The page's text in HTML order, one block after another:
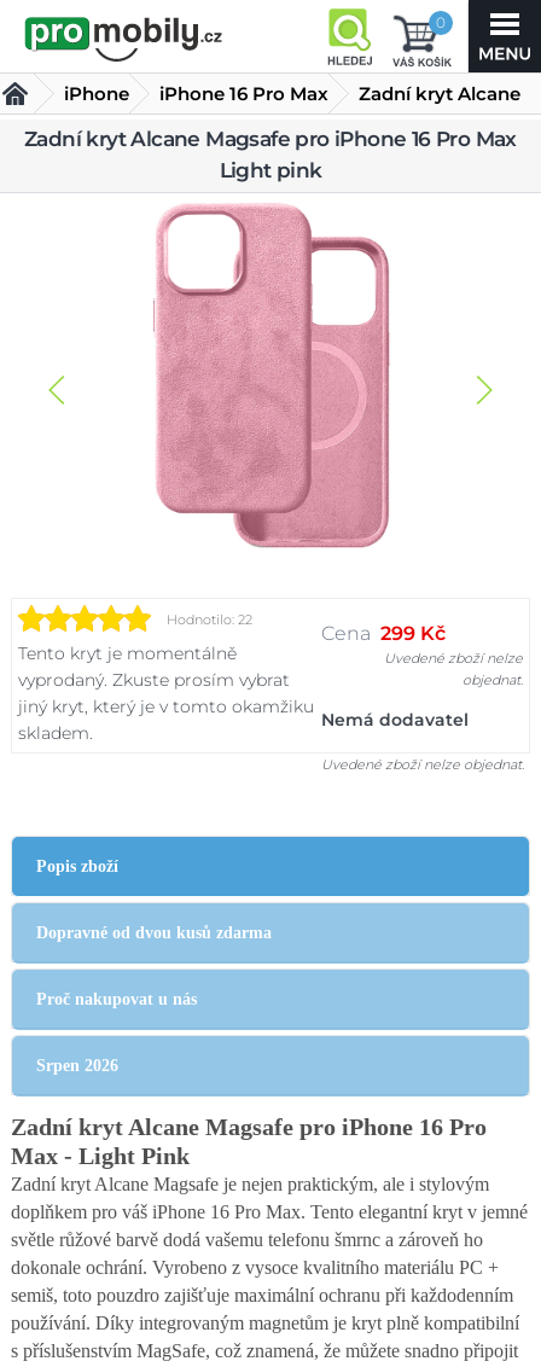
0
iPhone
iPhone 16 Pro Max
Kryty iPhone 16 Pro Max
Zadní kryt Alcane
Magsafe pro
iPhone 16 Pro Max Light pink
Zadní kryt Alcane Magsafe pro iPhone 16 Pro Max
Light pink
Hodnotilo: 22
Tento kryt je momentálně
vyprodaný. Zkuste prosím vybrat
jiný kryt, který je v tomto okamžiku
skladem.
Cena 299 Kč
Uvedené zboží nelze
objednat.
Nemá dodavatel
Uvedené zboží nelze objednat.
Popis zboží
Dopravné od dvou kusů zdarma
Proč nakupovat u nás
Srpen 2026
Zadní kryt Alcane Magsafe pro iPhone 16 Pro
Max - Light Pink
Zadní kryt Alcane Magsafe je nejen praktickým, ale i stylovým
doplňkem pro váš iPhone 16 Pro Max. Tento elegantní kryt v jemné
světle růžové barvě dodá vašemu telefonu šmrnc a zároveň ho
dokonale ochrání. Vyrobeno z vysoce kvalitního materiálu PC +
semiš, toto pouzdro zajišťuje maximální ochranu při každodenním
používání. Díky integrovaným magnetům je kryt plně kompatibilní
s příslušenstvím MagSafe, což znamená, že můžete snadno připojit